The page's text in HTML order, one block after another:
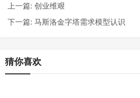
上一篇: 创业维艰
下一篇: 马斯洛金字塔需求模型认识
猜你喜欢